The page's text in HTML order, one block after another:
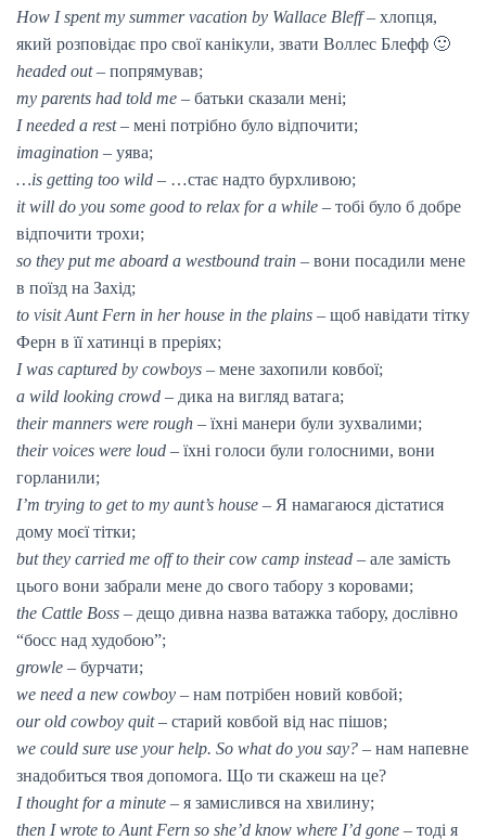
How I spent my summer vacation by Wallace Bleff– хлопця,
який розповідає про свої канікули, звати Воллес Блефф 🙂
headed out– попрямував;
my parents had told me – батьки сказали мені;
I needed a rest– мені потрібно було відпочити;
imagination – уява;
…is getting too wild – …стає надто бурхливою;
it will do you some good to relax for a while – тобі було б добре
відпочити трохи;
so they put me aboard a westbound train – вони посадили мене
в поїзд на Захід;
to visit Aunt Fern in her house in the plains – щоб навідати тітку
Ферн в її хатинці в преріях;
I was captured by cowboys – мене захопили ковбої;
a wild looking crowd – дика на вигляд ватага;
their manners were rough – їхні манери були зухвалими;
their voices were loud – їхні голоси були голосними, вони
горланили;
I’m trying to get to my aunt’s house – Я намагаюся дістатися
дому моєї тітки;
but they carried me off to their cow camp instead – але замість
цього вони забрали мене до свого табору з коровами;
the Cattle Boss – дещо дивна назва ватажка табору, дослівно
“босс над худобою”;
growle – бурчати;
we need a new cowboy – нам потрібен новий ковбой;
our old cowboy quit– старий ковбой від нас пішов;
we could sure use your help. So what do you say? – нам напевне
знадобиться твоя допомога. Що ти скажеш на це?
I thought for a minute – я замислився на хвилину;
then I wrote to Aunt Fern so she’d know where I’d gone – тоді я